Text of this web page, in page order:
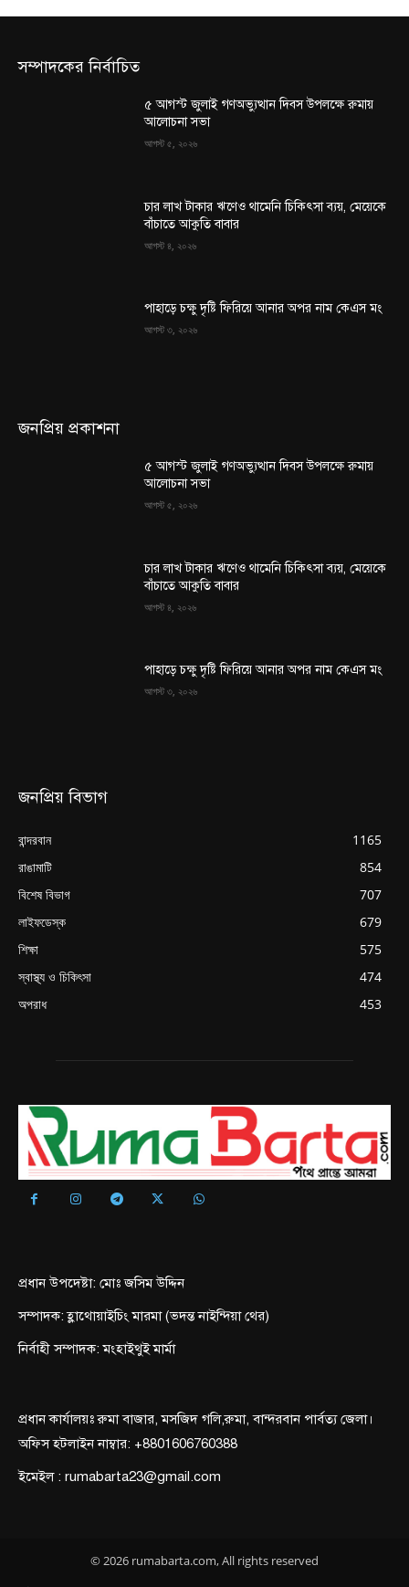
সম্পাদকের নির্বাচিত
৫ আগস্ট জুলাই গণঅভ্যুত্থান দিবস উপলক্ষে রুমায়
আলোচনা সভা
আগস্ট ৫, ২০২৬
চার লাখ টাকার ঋণেও থামেনি চিকিৎসা ব্যয়, মেয়েকে
বাঁচাতে আকুতি বাবার
আগস্ট ৪, ২০২৬
পাহাড়ে চক্ষু দৃষ্টি ফিরিয়ে আনার অপর নাম কেএস মং
আগস্ট ৩, ২০২৬
জনপ্রিয় প্রকাশনা
৫ আগস্ট জুলাই গণঅভ্যুত্থান দিবস উপলক্ষে রুমায়
আলোচনা সভা
আগস্ট ৫, ২০২৬
চার লাখ টাকার ঋণেও থামেনি চিকিৎসা ব্যয়, মেয়েকে
বাঁচাতে আকুতি বাবার
আগস্ট ৪, ২০২৬
পাহাড়ে চক্ষু দৃষ্টি ফিরিয়ে আনার অপর নাম কেএস মং
আগস্ট ৩, ২০২৬
জনপ্রিয় বিভাগ
বান্দরবান
1165
রাঙামাটি
854
বিশেষ বিভাগ
707
লাইফডেস্ক
679
শিক্ষা
575
স্বাস্থ্য ও চিকিৎসা
474
অপরাধ
453
প্রধান উপদেষ্টা: মোঃ জসিম উদ্দিন
সম্পাদক: হ্লাথোয়াইচিং মারমা (ভদন্ত নাইন্দিয়া থের)
নির্বাহী সম্পাদক: মংহাইথুই মার্মা
প্রধান কার্যালয়ঃ রুমা বাজার, মসজিদ গলি,রুমা, বান্দরবান পার্বত্য জেলা।
অফিস হটলাইন নাম্বার: +8801606760388
ইমেইল : rumabarta23@gmail.com
© 2026 rumabarta.com, All rights reserved